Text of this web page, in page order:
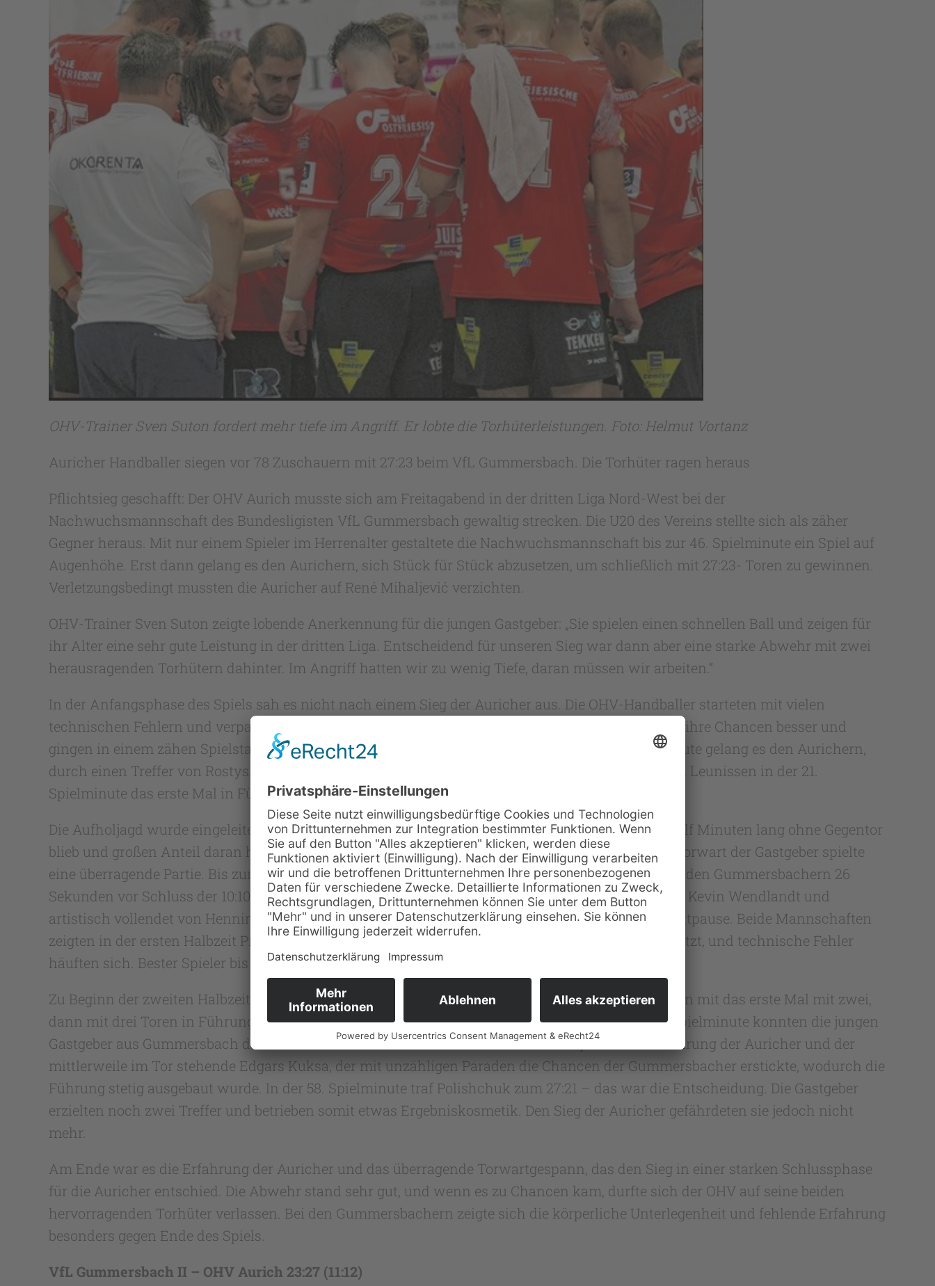
OHV-Trainer Sven Suton fordert mehr tiefe im Angriff. Er lobte die Torhüterleistungen. Foto: Helmut Vortanz
Auricher Handballer siegen vor 78 Zuschauern mit 27:23 beim VfL Gummersbach. Die Torhüter ragen heraus
Pflichtsieg geschafft: Der OHV Aurich musste sich am Freitagabend in der dritten Liga Nord-West bei der
Nachwuchsmannschaft des Bundesligisten VfL Gummersbach gewaltig strecken. Die U20 des Vereins stellte sich als zäher
Gegner heraus. Mit nur einem Spieler im Herrenalter gestaltete die Nachwuchsmannschaft bis zur 46. Spielminute ein Spiel auf
Augenhöhe. Erst dann gelang es den Aurichern, sich Stück für Stück abzusetzen, um schließlich mit 27:23- Toren zu gewinnen.
Verletzungsbedingt mussten die Auricher auf René Mihaljević verzichten.
OHV-Trainer Sven Suton zeigte lobende Anerkennung für die jungen Gastgeber: „Sie spielen einen schnellen Ball und zeigen für
ihr Alter eine sehr gute Leistung in der dritten Liga. Entscheidend für unseren Sieg war dann aber eine starke Abwehr mit zwei
herausragenden Torhütern dahinter. Im Angriff hatten wir zu wenig Tiefe, daran müssen wir arbeiten.“
In der Anfangsphase des Spiels sah es nicht nach einem Sieg der Auricher aus. Die OHV-Handballer starteten mit vielen
technischen Fehlern und verpassten Chancen ins Spiel. Die Gastgeber aus Gummersbach nutzten ihre Chancen besser und
gingen in einem zähen Spielstart in der achten Spielminute mit 5:3 in Führung. Erst in der 19. Minute gelang es den Aurichern,
durch einen Treffer von Rostyslav Polishchuk zum 6:6 auszugleichen, um kurz darauf durch Robin Leunissen in der 21.
Spielminute das erste Mal in Führung zu gehen.
Die Aufholjagd wurde eingeleitet durch Marten Jungvogel im Tor, der nach der Anfangsphase zwölf Minuten lang ohne Gegentor
blieb und großen Anteil daran hatte, dass das Spiel keine andere Wendung nahm. Aber auch der Torwart der Gastgeber spielte
eine überragende Partie. Bis zur Halbzeit liefen beide Mannschaften im Gleichschritt, dabei gelang den Gummersbachern 26
Sekunden vor Schluss der 10:10-Ausgleich. Durch einen spektakulären Kempa-Treffer, gespielt von Kevin Wendlandt und
artistisch vollendet von Henning Stoehr, gingen die Auricher mit einer 12:11-Führung in die Halbzeitpause. Beide Mannschaften
zeigten in der ersten Halbzeit Probleme im Positionsangriff. Die Chancen wurden zu oft nicht genutzt, und technische Fehler
häuften sich. Bester Spieler bis dahin war Marten Jungvogel im Tor.
Zu Beginn der zweiten Halbzeit gelangen den Aurichern drei schnelle, einfache Tore, und sie gingen mit das erste Mal mit zwei,
dann mit drei Toren in Führung (16:13). Diese Führung gaben sie auch nicht mehr ab. Bis zur 44. Spielminute konnten die jungen
Gastgeber aus Gummersbach den Rückstand von zwei Toren halten. Dann war es jedoch die Erfahrung der Auricher und der
mittlerweile im Tor stehende Edgars Kuksa, der mit unzähligen Paraden die Chancen der Gummersbacher erstickte, wodurch die
Führung stetig ausgebaut wurde. In der 58. Spielminute traf Polishchuk zum 27:21 – das war die Entscheidung. Die Gastgeber
erzielten noch zwei Treffer und betrieben somit etwas Ergebniskosmetik. Den Sieg der Auricher gefährdeten sie jedoch nicht
mehr.
Am Ende war es die Erfahrung der Auricher und das überragende Torwartgespann, das den Sieg in einer starken Schlussphase
für die Auricher entschied. Die Abwehr stand sehr gut, und wenn es zu Chancen kam, durfte sich der OHV auf seine beiden
hervorragenden Torhüter verlassen. Bei den Gummersbachern zeigte sich die körperliche Unterlegenheit und fehlende Erfahrung
besonders gegen Ende des Spiels.
VfL Gummersbach II – OHV Aurich 23:27 (11:12)